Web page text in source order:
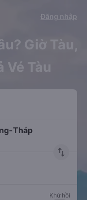
Mở app
qua
Mở app
Đăng nhập
Giờ Tàu,
Vé Tàu
Tháp
import_export
Khứ hồi